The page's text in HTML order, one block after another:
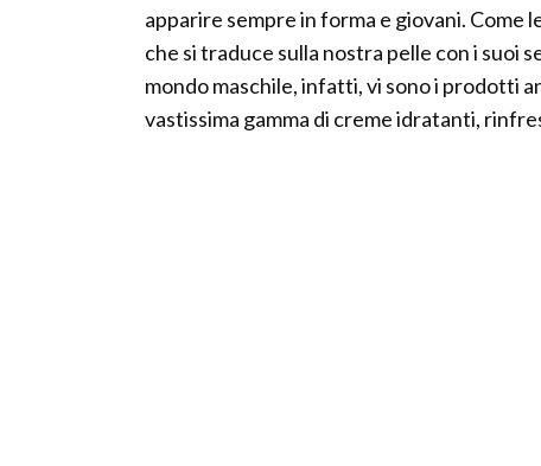
apparire sempre in forma e giovani. Come
che si traduce sulla nostra pelle con i suoi
mondo maschile, infatti, vi sono i prodotti
vastissima gamma di creme idratanti,